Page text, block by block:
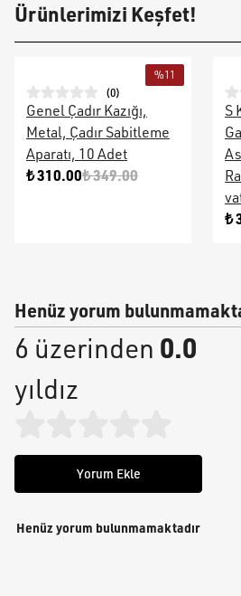
Ürünlerimizi Keşfet!
%11
(0)
Genel Çadır Kazığı,
Metal, Çadır Sabitleme
Aparatı, 10 Adet
₺ 310.00₺ 349.00
S
₺
Henüz yorum
6 üzerinden 0.0
yıldız
Yorum Ekle
Henüz yorum bulunmamaktadır